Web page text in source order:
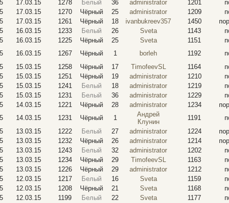
17.03.15 1278 Белый 36 administrator 1201
17.03.15 1270 Чёрный 25 administrator 1209
17.03.15 1261 Чёрный 18 ivanbukreev357 1450
16.03.15 1233 Белый 26 Sveta 1143
16.03.15 1225 Чёрный 25 Sveta 1151
16.03.15 1267 Чёрный 1 borleh 1192
15.03.15 1258 Чёрный 17 TimofeevSL 1164
15.03.15 1251 Чёрный 19 administrator 1210
15.03.15 1241 Белый 18 administrator 1219
15.03.15 1231 Белый 36 administrator 1229
14.03.15 1221 Чёрный 28 administrator 1234
14.03.15 1231 Чёрный 1
Андрей
Клунин
1191
13.03.15 1222 Белый 27 administrator 1224
13.03.15 1232 Чёрный 26 administrator 1214
13.03.15 1243 Белый 32 administrator 1202
13.03.15 1234 Чёрный 29 TimofeevSL 1163
13.03.15 1226 Чёрный 29 administrator 1212
12.03.15 1217 Белый 16 Sveta 1159
12.03.15 1208 Чёрный 21 Sveta 1168
12.03.15 1199 Белый 22 Sveta 1177